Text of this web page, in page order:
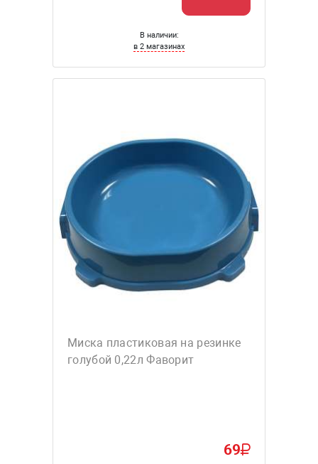
В наличии:
в 2 магазинах
Миска пластиковая на резинке
голубой 0,22л Фаворит
69